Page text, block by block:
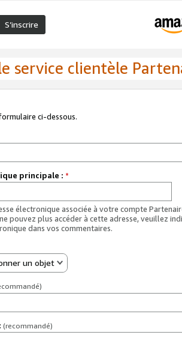
S’inscrire
service clientèle
ci-dessous.
principale : *
électronique associée à votre compte
pouvez plus accéder à cette adresse, veuillez
dans vos commentaires.
un objet
(recommandé)